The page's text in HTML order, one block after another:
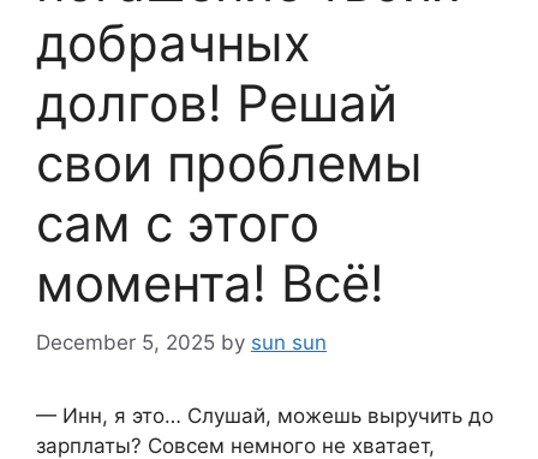
добрачных
долгов! Решай
свои проблемы
сам с этого
момента! Всё!
December 5, 2025 by sun sun
— Инн, я это… Слушай, можешь выручить до
зарплаты? Совсем немного не хватает,